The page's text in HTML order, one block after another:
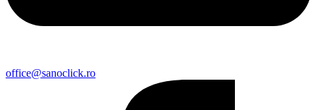
office@sanoclick.ro